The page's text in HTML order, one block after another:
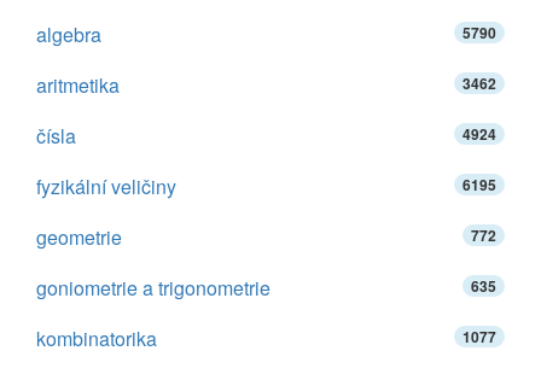
algebra 5790
aritmetika 3462
čísla 4924
fyzikální veličiny 6195
geometrie 772
goniometrie a trigonometrie 635
kombinatorika 1077